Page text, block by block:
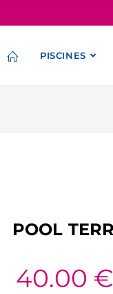
PISCINES
POOL
40.00 €